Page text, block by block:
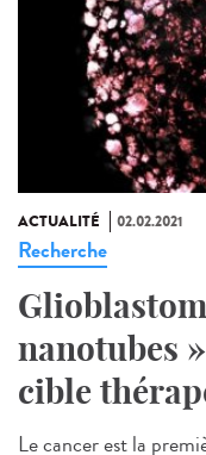
ACTUALITÉ 02.02.2021
Recherche
nanotubes
cible
Le cancer est la